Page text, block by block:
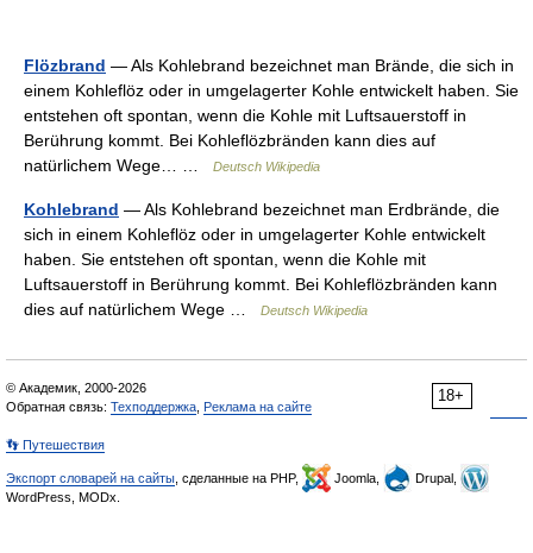
Flözbrand — Als Kohlebrand bezeichnet man Brände, die sich in
einem Kohleflöz oder in umgelagerter Kohle entwickelt haben. Sie
entstehen oft spontan, wenn die Kohle mit Luftsauerstoff in
Berührung kommt. Bei Kohleflözbränden kann dies auf
natürlichem Wege… …
Deutsch Wikipedia
Kohlebrand — Als Kohlebrand bezeichnet man Erdbrände, die
sich in einem Kohleflöz oder in umgelagerter Kohle entwickelt
haben. Sie entstehen oft spontan, wenn die Kohle mit
Luftsauerstoff in Berührung kommt. Bei Kohleflözbränden kann
dies auf natürlichem Wege …
Deutsch Wikipedia
18+
© Академик, 2000-2026
Обратная связь: Техподдержка Реклама на сайте
👣 Путешествия
Экспорт словарей на сайты , сделанные на PHP, Joomla,
Drupal,
WordPress, MODx.